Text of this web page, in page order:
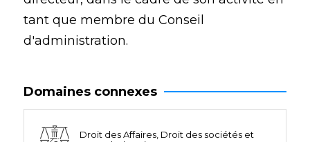
tant que membre du Conseil
d'administration.
Domaines connexes
Droit des Affaires, Droit des sociétés et